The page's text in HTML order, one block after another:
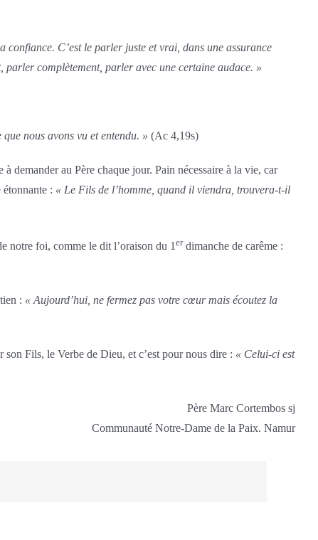
C’est le parler juste et vrai, dans une assurance
complètement, parler avec une certaine audace. »
nous avons vu et entendu. » (Ac 4,19s)
à demander au Père chaque jour. Pain nécessaire à la vie, car
: « Le Fils de l’homme, quand il viendra, trouvera-t-il
notre foi, comme le dit l’oraison du 1 erdimanche de carême :
: « Aujourd’hui, ne fermez pas votre cœur mais écoutez la
Fils, le Verbe de Dieu, et c’est pour nous dire : « Celui-ci est
Père Marc Cortembos sj
Communauté Notre-Dame de la Paix. Namur